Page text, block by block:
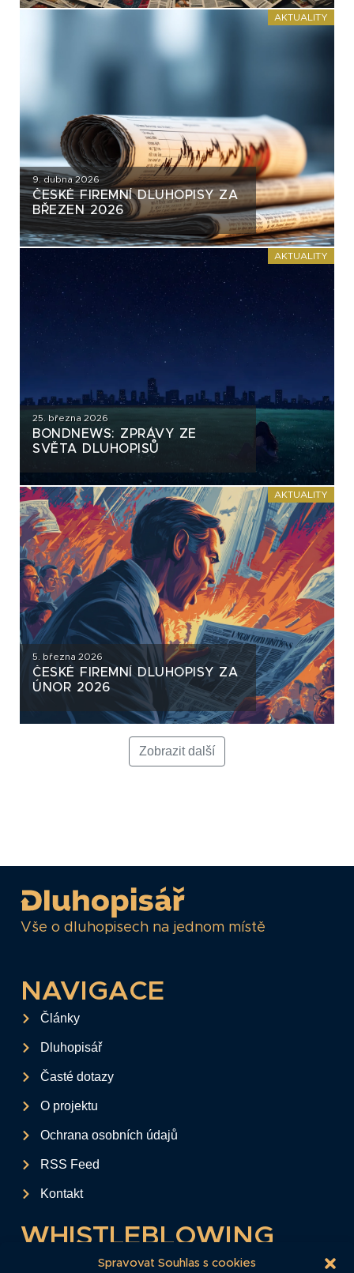
Spravovat Souhlas s cookies
AKTUALITY
9. dubna 2026
ČESKÉ FIREMNÍ DLUHOPISY ZA
BŘEZEN 2026
AKTUALITY
25. března 2026
BONDNEWS: ZPRÁVY ZE
SVĚTA DLUHOPISŮ
AKTUALITY
5. března 2026
ČESKÉ FIREMNÍ DLUHOPISY ZA
ÚNOR 2026
Zobrazit další
Vše o dluhopisech na jednom místě
NAVIGACE
Články
Dluhopisář
Časté dotazy
O projektu
Ochrana osobních údajů
RSS Feed
Kontakt
WHISTLEBLOWING
Tento formulář slouží k anonymnímu zaslání